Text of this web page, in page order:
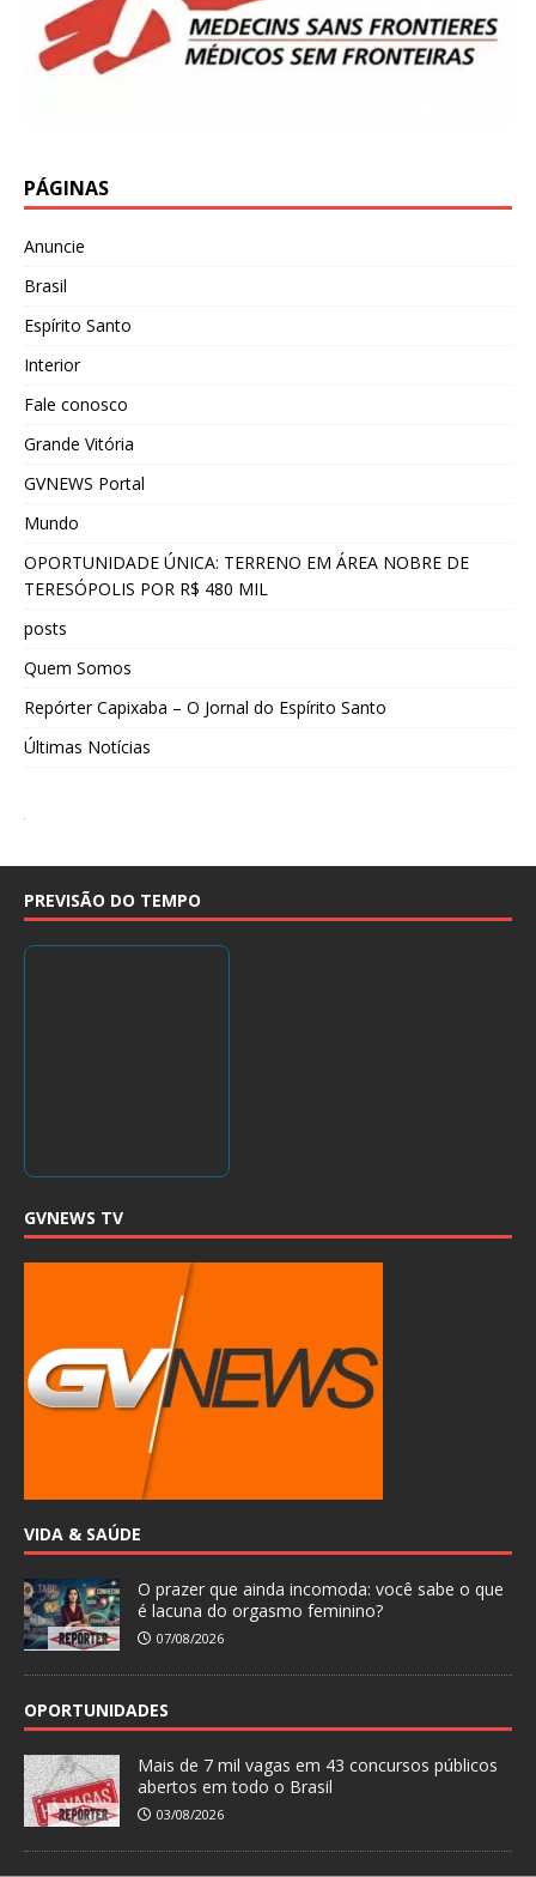
PÁGINAS
Anuncie
Brasil
Espírito Santo
Interior
Fale conosco
Grande Vitória
GVNEWS Portal
Mundo
OPORTUNIDADE ÚNICA: TERRENO EM ÁREA NOBRE DE
TERESÓPOLIS POR R$ 480 MIL
posts
Quem Somos
Repórter Capixaba – O Jornal do Espírito Santo
Últimas Notícias
PREVISÃO DO TEMPO
GVNEWS TV
VIDA & SAÚDE
O prazer que ainda incomoda: você sabe o que
é lacuna do orgasmo feminino?
07/08/2026
OPORTUNIDADES
Mais de 7 mil vagas em 43 concursos públicos
abertos em todo o Brasil
03/08/2026